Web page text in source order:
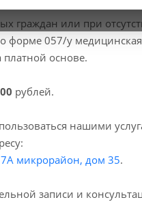
граждан или при
форме 057/у
платной основе.
рублей.
нашими
7А микрорайон, дом 35.
записи и